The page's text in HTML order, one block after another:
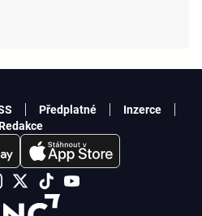
Předplatné
Inzerce